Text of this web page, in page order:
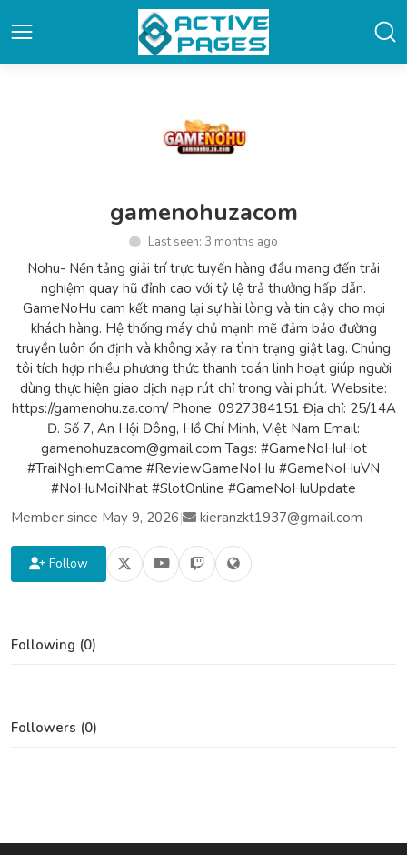
gamenohuzacom
Last seen: 3 months ago
Nohu- Nền tảng giải trí trực tuyến hàng đầu mang đến trải
nghiệm quay hũ đỉnh cao với tỷ lệ trả thưởng hấp dẫn.
GameNoHu cam kết mang lại sự hài lòng và tin cậy cho mọi
khách hàng. Hệ thống máy chủ mạnh mẽ đảm bảo đường
truyền luôn ổn định và không xảy ra tình trạng giật lag. Chúng
tôi tích hợp nhiều phương thức thanh toán linh hoạt giúp người
dùng thực hiện giao dịch nạp rút chỉ trong vài phút. Website:
https://gamenohu.za.com/ Phone: 0927384151 Địa chỉ: 25/14A
Đ. Số 7, An Hội Đông, Hồ Chí Minh, Việt Nam Email:
gamenohuzacom@gmail.com Tags: #GameNoHuHot
#TraiNghiemGame #ReviewGameNoHu #GameNoHuVN
#NoHuMoiNhat #SlotOnline #GameNoHuUpdate
Member since May 9, 2026| kieranzkt1937@gmail.com
Follow
Following (0)
Followers (0)